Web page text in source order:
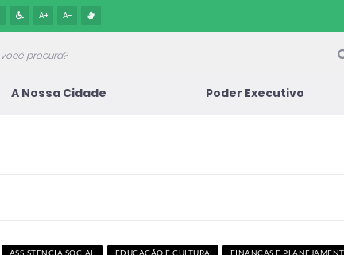
A+ A-
A Nossa Cidade Poder Executivo
ASSISTÊNCIA SOCIAL EDUCAÇÃO E CULTURA FINANÇAS E